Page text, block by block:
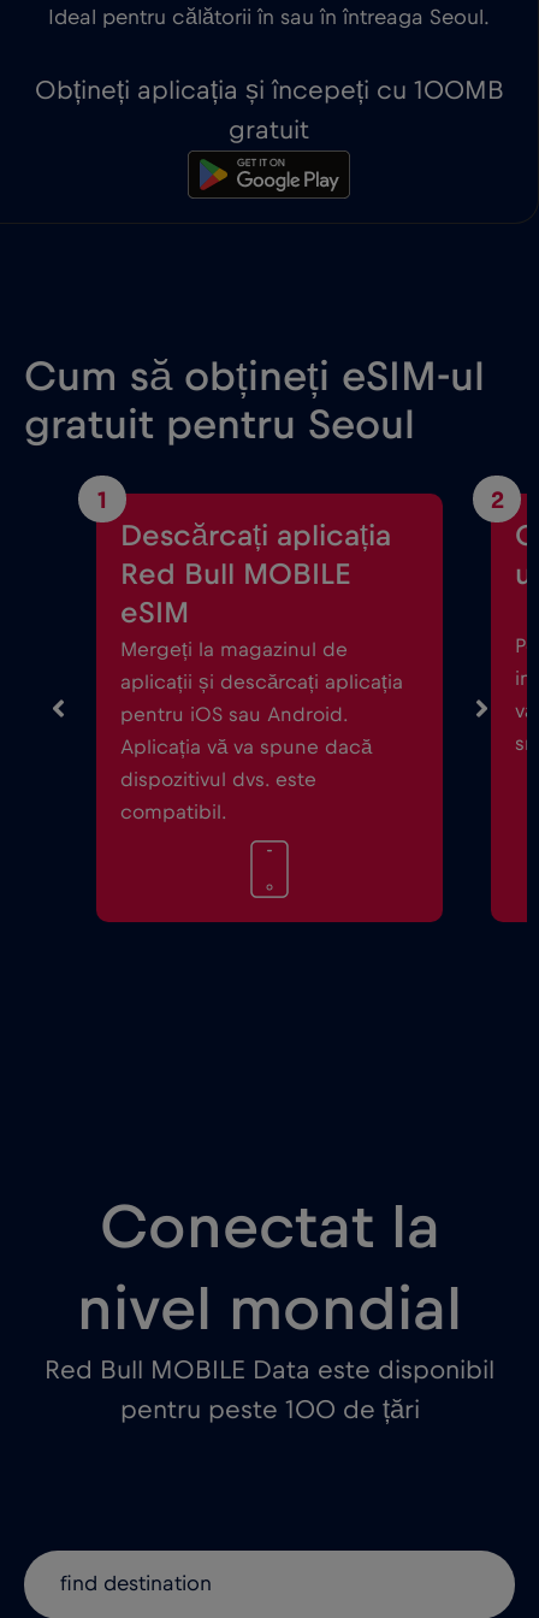
Ideal pentru călătorii în sau în întreaga Seoul.
Obțineți aplicația și începeți cu 100MB
gratuit
Cum să obțineți eSIM-ul
gratuit pentru Seoul
1
Descărcați aplicația
Red Bull MOBILE
eSIM
Mergeți la magazinul de
aplicații și descărcați aplicația
pentru iOS sau Android.
Aplicația vă va spune dacă
dispozitivul dvs. este
compatibil.
2
ul
Conectat la
nivel mondial
Red Bull MOBILE Data este disponibil
pentru peste 100 de țări